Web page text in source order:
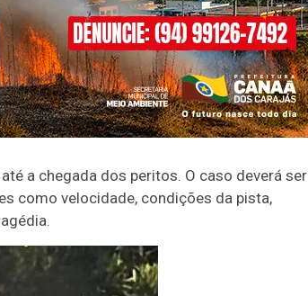
a chegada dos peritos. O caso deverá ser
como velocidade, condições da pista,